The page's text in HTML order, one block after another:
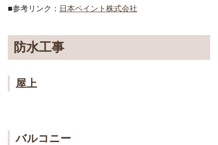
■参考リンク： 日本ペイント株式会社
防水工事
屋上
バルコニー